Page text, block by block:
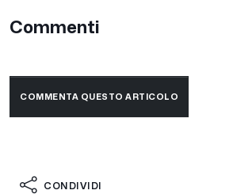
Commenti
COMMENTA QUESTO ARTICOLO
CONDIVIDI